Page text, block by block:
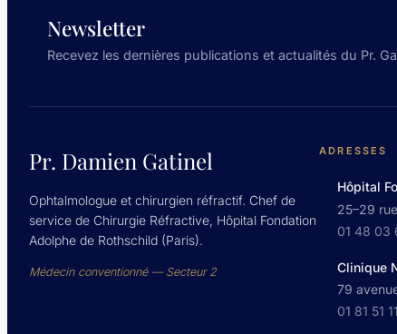
Newsletter
Recevez les dernières publications et actualités du Pr.
Pr. Damien Gatinel
Ophtalmologue et chirurgien réfractif. Chef de
service de Chirurgie Réfractive, Hôpital Fondation
Adolphe de Rothschild (Paris).
Médecin conventionné — Secteur 2
ADRESSES
Hôpital
25–29
01 48 03
Clinique
79
01 81 51